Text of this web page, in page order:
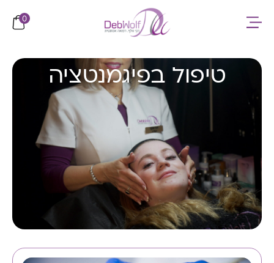
0
טיפול בפיגמנטציה